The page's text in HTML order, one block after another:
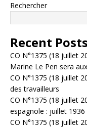
Rechercher
Recent Posts
CO N°1375 (18 juillet
Marine Le Pen sera
CO N°1375 (18 juillet
des travailleurs
CO N°1375 (18 juillet
espagnole : juillet 1936
CO N°1375 (18 juillet